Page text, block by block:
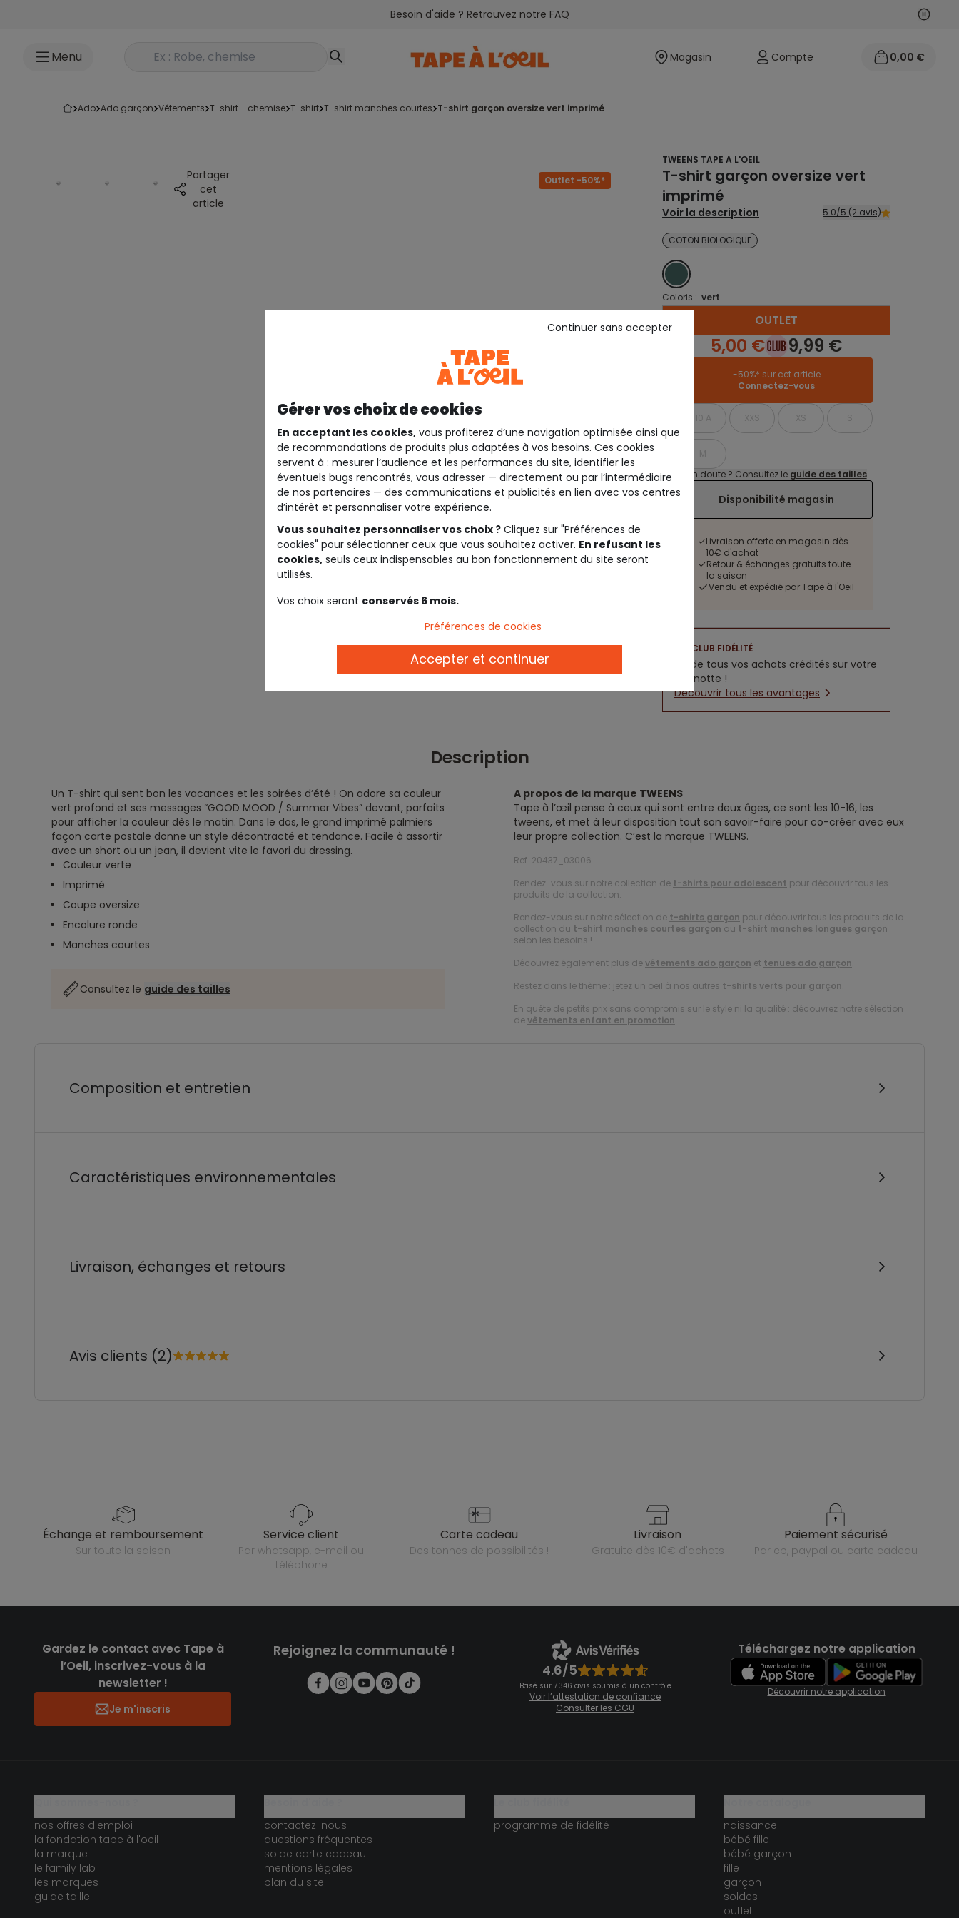
Besoin d'aide ? Retrouvez notre FAQ
Menu Rechercher un produit Magasin Compte 0,00 €
ado ado garçon vêtements t-shirt - chemise t-shirt t-shirt manches courtes t-shirt garçon oversize vert imprimé
Partager
cet
article
Outlet -50%*
TWEENS TAPE A L'OEIL
T-shirt garçon oversize vert
imprimé
Voir la description 5.0/5 (2 avis)
COTON BIOLOGIQUE
VERT
Coloris : vert
OUTLET
5,00 € 9,99 €
-50%* sur cet article
Connectez-vous
10 A XXS XS S
M
Un doute ? Consultez le guide des tailles
Disponibilité magasin
Livraison offerte en magasin dès
10€ d'achat
Retour & échanges gratuits toute
la saison
Vendu et expédié par Tape à l'Oeil
CLUB FIDÉLITÉ
5% de tous vos achats crédités sur votre
cagnotte !
Découvrir tous les avantages
Description
Un T-shirt qui sent bon les vacances et les soirées d’été ! On adore sa couleur
vert profond et ses messages “GOOD MOOD / Summer Vibes” devant, parfaits
pour afficher la couleur dès le matin. Dans le dos, le grand imprimé palmiers
façon carte postale donne un style décontracté et tendance. Facile à assortir
avec un short ou un jean, il devient vite le favori du dressing.
Couleur verte
Imprimé
Coupe oversize
Encolure ronde
Manches courtes
Consultez le guide des tailles
A propos de la marque TWEENS
Tape à l’œil pense à ceux qui sont entre deux âges, ce sont les 10-16, les
tweens, et met à leur disposition tout son savoir-faire pour co-créer avec eux
leur propre collection. C’est la marque TWEENS.
Ref. 20437_03006
Rendez-vous sur notre collection de t-shirts pour adolescent pour découvrir tous les
produits de la collection.
Rendez-vous sur notre sélection de t-shirts garçon pour découvrir tous les produits de la
collection du t-shirt manches courtes garçon au t-shirt manches longues garçon
selon les besoins !
Découvrez également plus devêtements ado garçon et tenues ado garçon.
Restez dans le thème : jetez un oeil à nos autres t-shirts verts pour garçon.
En quête de petits prix sans compromis sur le style ni la qualité : découvrez notre sélection
devêtements enfant en promotion.
Composition et entretien
Caractéristiques environnementales
Livraison, échanges et retours
Avis clients (2)
échange et remboursement
sur toute la saison
service client
par whatsapp, e-mail ou
téléphone
carte cadeau
des tonnes de possibilités !
livraison
gratuite dès 10€ d'achats
paiement sécurisé
par cb, paypal ou carte cadeau
Gardez le contact avec Tape à
l’Oeil, inscrivez-vous à la
newsletter !
Je m'inscris
Rejoignez la communauté !
4.6/5
Basé sur 7 346 avis soumis à un contrôle
Voir l’attestation de confiance
Consulter les CGU
Téléchargez notre application
Découvrir notre application
nos offres d'emploi
la fondation tape à l'oeil
la marque
le family lab
les marques
guide taille
contactez-nous
questions fréquentes
solde carte cadeau
mentions légales
plan du site
programme de fidélité
naissance
bébé fille
bébé garçon
fille
garçon
soldes
outlet
Gérer vos choix de cookies
En acceptant les cookies, vous profiterez d’une navigation optimisée ainsi que
de recommandations de produits plus adaptées à vos besoins. Ces cookies
servent à : mesurer l’audience et les performances du site, identifier les
éventuels bugs rencontrés, vous adresser — directement ou par l’intermédiaire
de nos partenaires — des communications et publicités en lien avec vos centres
d’intérêt et personnaliser votre expérience.
Vous souhaitez personnaliser vos choix ? Cliquez sur "Préférences de
cookies" pour sélectionner ceux que vous souhaitez activer. En refusant les
cookies, seuls ceux indispensables au bon fonctionnement du site seront
utilisés.
Vos choix seront conservés 6 mois.
Continuer sans accepter
Préférences de cookies
Accepter et continuer